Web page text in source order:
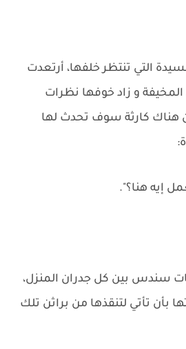
التي تنتظر خلفها، أرتعدت
و زاد خوفها نظرات
هناك كارثة سوف تحدث لها
إيه هنا؟".
سندس بين كل جدران المنزل،
بأن تأتي لتنقذها من براثن تلك